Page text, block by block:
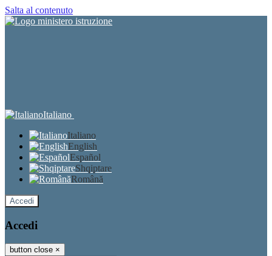
Salta al contenuto
Italiano
Italiano
English
Español
Shqiptare
Română
Accedi
Accedi
button close ×